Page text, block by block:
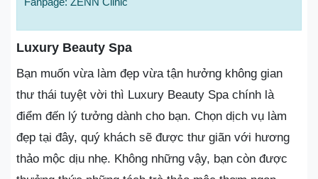
Luxury Beauty Spa
Bạn muốn vừa làm đẹp vừa tận hưởng không gian
thư thái tuyệt vời thì Luxury Beauty Spa chính là
điểm đến lý tưởng dành cho bạn. Chọn dịch vụ làm
đẹp tại đây, quý khách sẽ được thư giãn với hương
thảo mộc dịu nhẹ. Không những vậy, bạn còn được